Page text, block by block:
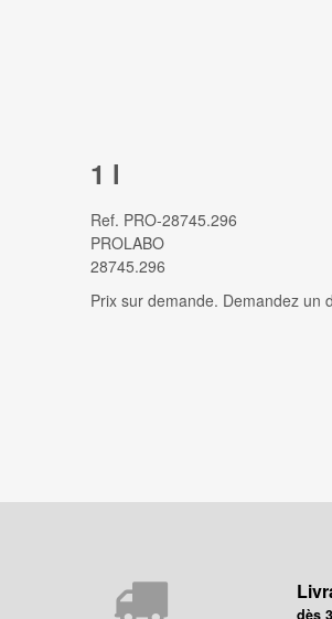
1 l
Ref. PRO-28745.296
PROLABO
28745.296
Prix sur demande. Demandez un
dès